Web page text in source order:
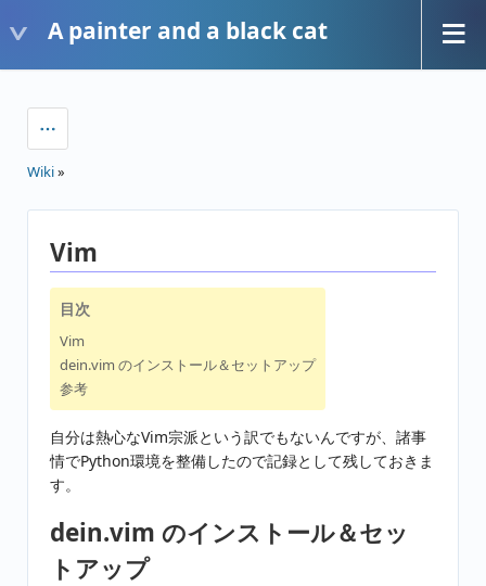
A painter and a black cat
Wiki»
Vim
目次
Vim
dein.vim のインストール＆セットアップ
参考
自分は熱心なVim宗派という訳でもないんですが、諸事
情でPython環境を整備したので記録として残しておきま
す。
dein.vim のインストール＆セッ
トアップ